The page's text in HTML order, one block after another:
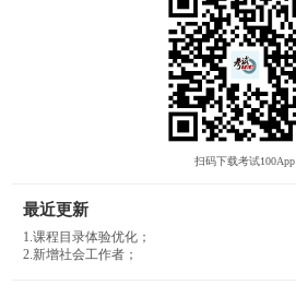
扫码下载考试100App
最近更新
1.课程目录体验优化；
2.新增社会工作者；